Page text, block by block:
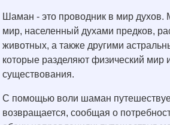
Шаман - это проводник в мир
мир, населенный духами предков,
животных, а также другими
которые разделяют физический мир
существования.
С помощью воли шаман
возвращается, сообщая о